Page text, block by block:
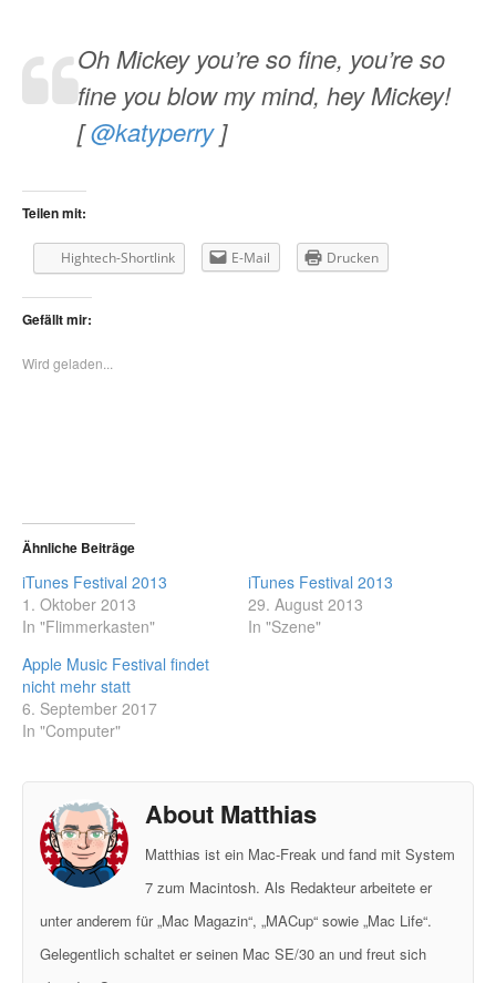
Oh Mickey you’re so fine, you’re so
fine you blow my mind, hey Mickey!
[@katyperry]
Teilen mit:
Hightech-Shortlink E-Mail Drucken
Gefällt mir:
Wird geladen...
Ähnliche Beiträge
iTunes Festival 2013
1. Oktober 2013
In "Flimmerkasten"
iTunes Festival 2013
29. August 2013
In "Szene"
Apple Music Festival findet
nicht mehr statt
6. September 2017
In "Computer"
About Matthias
Matthias ist ein Mac-Freak und fand mit System
7 zum Macintosh. Als Redakteur arbeitete er
unter anderem für „Mac Magazin“, „MACup“ sowie „Mac Life“.
Gelegentlich schaltet er seinen Mac SE/30 an und freut sich